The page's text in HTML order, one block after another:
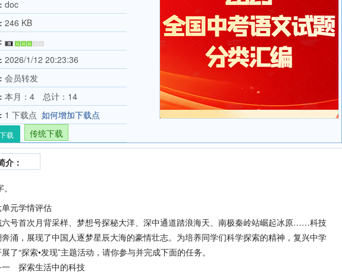
doc
246 KB
2026/1/12 20:23:36
会员转发
本月：4 总计：14
1 下载点 如何增加下载点
载 传统下载
介：
元学情评估
首次月背采样、梦想号探秘大洋、深中通道踏浪海天、南极秦岭站崛起冰原……科技
涌，展现了中国人逐梦星辰大海的豪情壮志。为培养同学们科学探索的精神，复兴中学
了“探索•发现”主题活动，请你参与并完成下面的任务。
探索生活中的科技